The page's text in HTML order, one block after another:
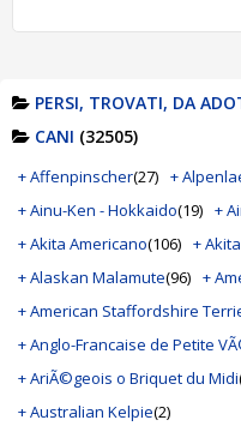
PERSI, TROVATI, DA
CANI (32505)
+ Affenpinscher(27) +
+ Ainu-Ken - Hokkaido(19) +
+ Akita Americano(106) +
+ Alaskan Malamute(96) +
+ American Staffordshire
+ Anglo-Francaise de Petite
+ AriÃ©geois o Briquet du Midi
+ Australian Kelpie(2)